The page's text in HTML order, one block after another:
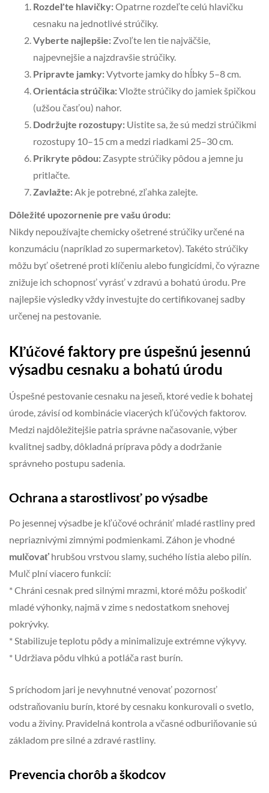
Rozdeľte hlavičky:Opatrne rozdeľte celú hlavičku
cesnaku na jednotlivé strúčiky.
Vyberte najlepšie: Zvoľte len tie najväčšie,
najpevnejšie a najzdravšie strúčiky.
Pripravte jamky:Vytvorte jamky do hĺbky 5–8 cm.
Orientácia strúčika:Vložte strúčiky do jamiek špičkou
(užšou časťou) nahor.
Dodržujte rozostupy: Uistite sa, že sú medzi strúčikmi
rozostupy 10–15 cm a medzi riadkami 25–30 cm.
Prikryte pôdou: Zasypte strúčiky pôdou a jemne ju
pritlačte.
Zavlažte:Ak je potrebné, zľahka zalejte.
Dôležité upozornenie pre vašu úrodu:
Nikdy nepoužívajte chemicky ošetrené strúčiky určené na
konzumáciu (napríklad zo supermarketov). Takéto strúčiky
môžu byť ošetrené proti klíčeniu alebo fungicídmi, čo výrazne
znižuje ich schopnosť vyrásť v zdravú a bohatú úrodu. Pre
najlepšie výsledky vždy investujte do certifikovanej sadby
určenej na pestovanie.
Kľúčové faktory pre úspešnú jesennú
výsadbu cesnaku a bohatú úrodu
Úspešné pestovanie cesnaku na jeseň, ktoré vedie k bohatej
úrode, závisí od kombinácie viacerých kľúčových faktorov.
Medzi najdôležitejšie patria správne načasovanie, výber
kvalitnej sadby, dôkladná príprava pôdy a dodržanie
správneho postupu sadenia.
Ochrana a starostlivosť po výsadbe
Po jesennej výsadbe je kľúčové ochrániť mladé rastliny pred
nepriaznivými zimnými podmienkami. Záhon je vhodné
mulčovať hrubšou vrstvou slamy, suchého lístia alebo pilín.
Mulč plní viacero funkcií:
* Chráni cesnak pred silnými mrazmi, ktoré môžu poškodiť
mladé výhonky, najmä v zime s nedostatkom snehovej
pokrývky.
* Stabilizuje teplotu pôdy a minimalizuje extrémne výkyvy.
* Udržiava pôdu vlhkú a potláča rast burín.
S príchodom jari je nevyhnutné venovať pozornosť
odstraňovaniu burín, ktoré by cesnaku konkurovali o svetlo,
vodu a živiny. Pravidelná kontrola a včasné odburiňovanie sú
základom pre silné a zdravé rastliny.
Prevencia chorôb a škodcov